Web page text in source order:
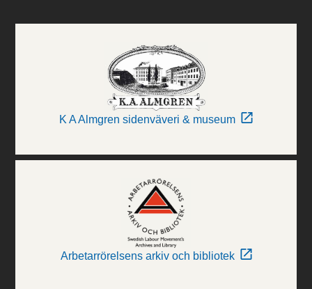
K A Almgren sidenväveri & museum
Arbetarrörelsens arkiv och bibliotek